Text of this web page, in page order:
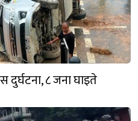
दुर्घटना, ८ जना घाइते